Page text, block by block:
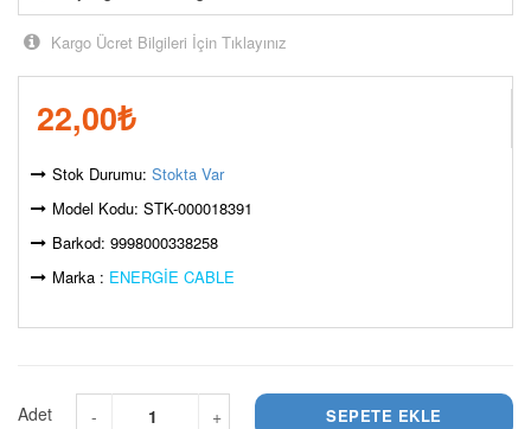
Kargo Ücret Bilgileri İçin Tıklayınız
22,00₺
Stok Durumu: Stokta Var
Model Kodu: STK-000018391
Barkod: 9998000338258
Marka : ENERGİE CABLE
Adet +
-